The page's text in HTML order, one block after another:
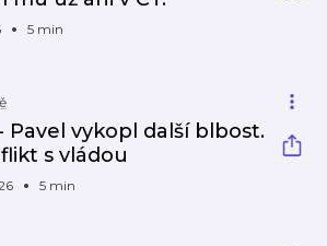
5 min
Pavel vykopl další blbost.
s vládou
5 min